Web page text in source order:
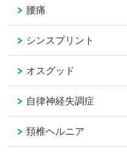
腰痛
シンスプリント
オスグッド
自律神経失調症
頚椎ヘルニア